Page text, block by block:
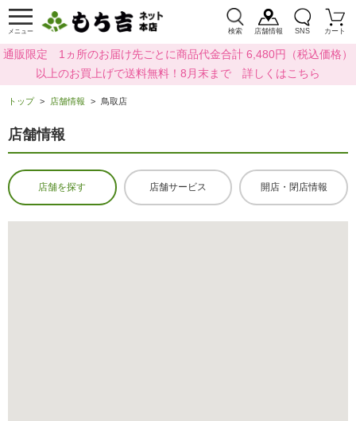
メニュー 検索 店舗情報 SNS カート
通販限定 1ヵ所のお届け先ごとに商品代金合計 6,480円（税込価格）
以上のお買上げで送料無料！8月末まで 詳しくはこちら
トップ 店舗情報 鳥取店
店舗情報
店舗を探す 店舗サービス 開店・閉店情報